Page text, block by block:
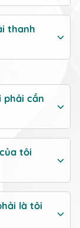
thanh
phải cần
tôi
là tôi